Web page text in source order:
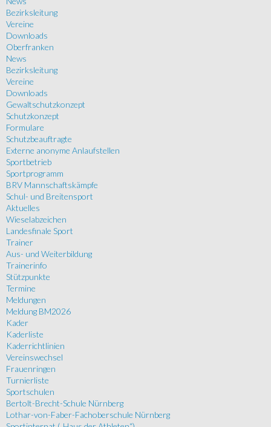
Bezirksleitung
Vereine
Downloads
Oberfranken
News
Bezirksleitung
Vereine
Downloads
Gewaltschutzkonzept
Schutzkonzept
Formulare
Schutzbeauftragte
Externe anonyme Anlaufstellen
Sportbetrieb
Sportprogramm
BRV Mannschaftskämpfe
Schul- und Breitensport
Aktuelles
Wieselabzeichen
Landesfinale Sport
Trainer
Aus- und Weiterbildung
Trainerinfo
Stützpunkte
Termine
Meldungen
Meldung BM2026
Kader
Kaderliste
Kaderrichtlinien
Vereinswechsel
Frauenringen
Turnierliste
Sportschulen
Bertolt-Brecht-Schule Nürnberg
Lothar-von-Faber-Fachoberschule Nürnberg